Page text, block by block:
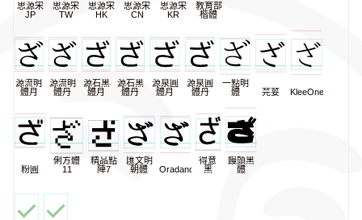
思源宋
JP
思源宋
TW
思源宋
HK
思源宋
CN
思源宋
KR
教育部
楷體
源流明
體月
源流明
體丹
源石黑
體月
源石黑
體丹
源泉圓
體月
源泉圓
體丹
一點明
體
芫荽 KleeOne
粉圓
俐方體
11
精品點
陣7
匯文明
朝體
Oradano
得意
黑
饅頭黑
體